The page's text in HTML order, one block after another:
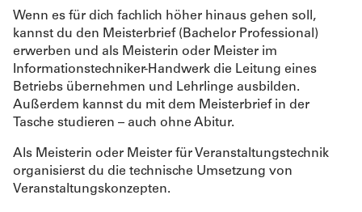
Wenn es für dich fachlich höher hinaus gehen soll,
kannst du den Meisterbrief (Bachelor Professional)
erwerben und als Meisterin oder Meister im
Informationstechniker-Handwerk die Leitung eines
Betriebs übernehmen und Lehrlinge ausbilden.
Außerdem kannst du mit dem Meisterbrief in der
Tasche studieren – auch ohne Abitur.
Als Meisterin oder Meister für Veranstaltungstechnik
organisierst du die technische Umsetzung von
Veranstaltungskonzepten.